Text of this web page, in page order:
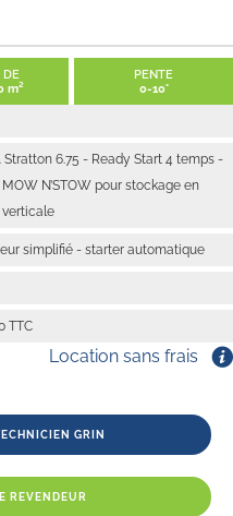
DE
m²
PENTE
0-10°
Stratton 6.75 - Ready Start 4 temps -
MOW N’STOW pour stockage en
simplifié - starter automatique
TTC
Location sans frais
GRIN
REVENDEUR